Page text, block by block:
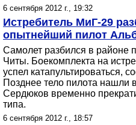
6 сентября 2012 г., 19:32
Истребитель МиГ-29
опытнейший пилот
Самолет разбился в районе
Читы. Боекомплекта на
успел катапультироваться,
Позднее тело пилота нашли
Сердюков временно
типа.
6 сентября 2012 г., 18:57